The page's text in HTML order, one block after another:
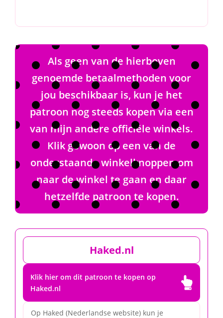
Als geen van de hierboven
genoemde betaalmethoden voor
jou beschikbaar is, kun je het
patroon nog steeds kopen via een
van mijn andere officiële winkels.
Klik gewoon op een van de
onderstaande winkelknoppen om
naar de winkel te gaan en daar
hetzelfde patroon te kopen.
Haked.nl
Klik hier om dit patroon te kopen op
Haked.nl

Op Haked (Nederlandse website) kun je